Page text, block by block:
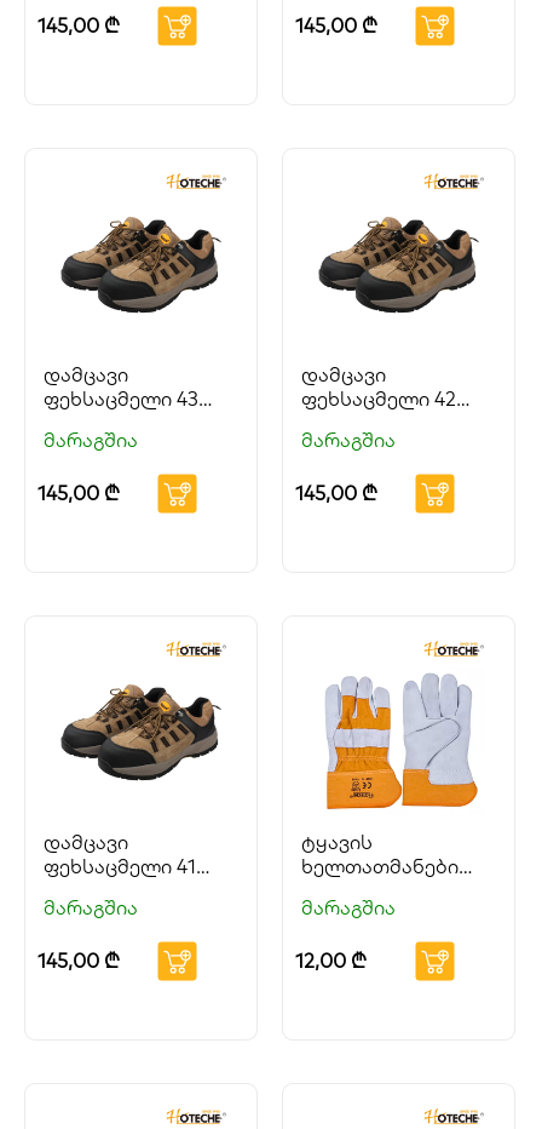
145,00 ₾ 145,00 ₾
დამცავი
ფეხსაცმელი 43
მარაგშია
145,00 ₾
დამცავი
ფეხსაცმელი 42
მარაგშია
145,00 ₾
დამცავი
ფეხსაცმელი 41
მარაგშია
145,00 ₾
ტყავის
ხელთათმანები
მარაგშია
12,00 ₾